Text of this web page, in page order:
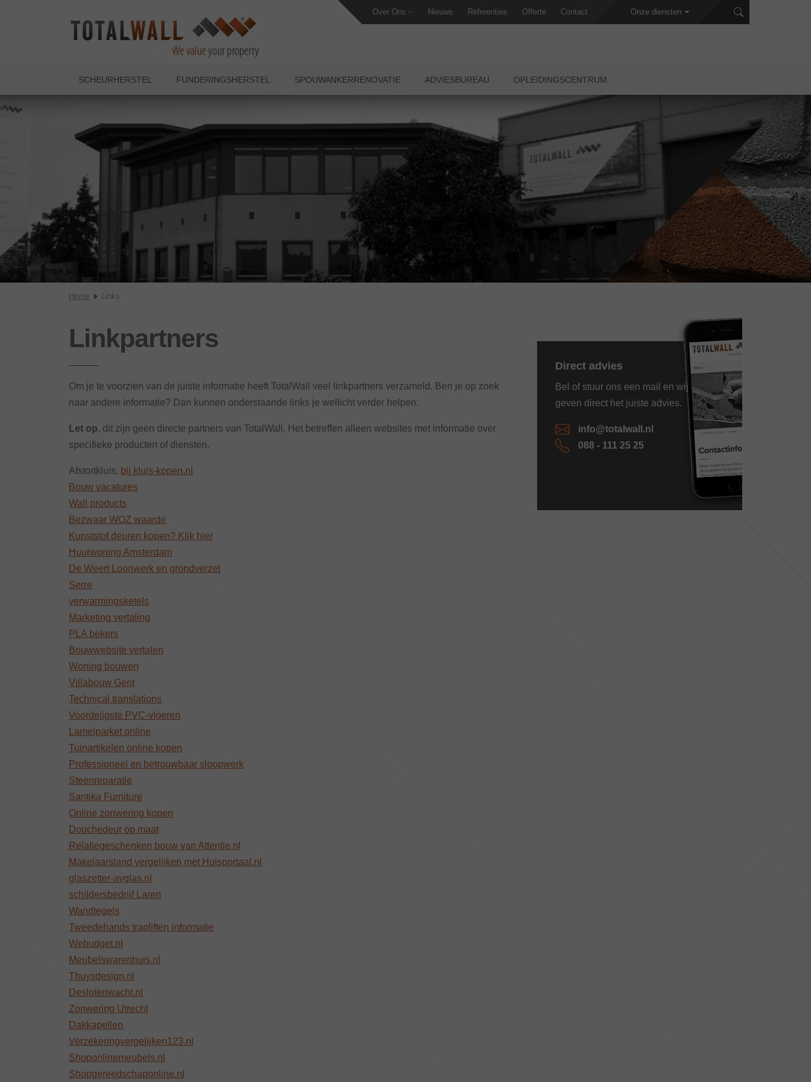
Over Ons Nieuws Referenties Offerte Contact Onze diensten
SCHEURHERSTEL FUNDERINGSHERSTEL SPOUWANKERRENOVATIE ADVIESBUREAU OPLEIDINGSCENTRUM
Home Links
Linkpartners
Om je te voorzien van de juiste informatie heeft TotalWall veel linkpartners verzameld. Ben je op zoek
naar andere informatie? Dan kunnen onderstaande links je wellicht verder helpen.
Let op, dit zijn geen directe partners van TotalWall. Het betreffen alleen websites met informatie over
specifieke producten of diensten.
Afstortkluis, bij kluis-kopen.nl
Bouw vacatures
Wall products
Bezwaar WOZ waarde
Kunststof deuren kopen? Klik hier
Huurwoning Amsterdam
De Weert Loonwerk en grondverzet
Serre
verwarmingsketels
Marketing vertaling
PLA bekers
Bouwwebsite vertalen
Woning bouwen
Villabouw Gent
Technical translations
Voordeligste PVC-vloeren
Lamelparket online
Tuinartikelen online kopen
Professioneel en betrouwbaar sloopwerk
Steenreparatie
Santika Furniture
Online zonwering kopen
Douchedeur op maat
Relatiegeschenken bouw van Attentie.nl
Makelaarsland vergelijken met Huisportaal.nl
glaszetter-avglas.nl
schildersbedrijf Laren
Wandtegels
Tweedehands trapliften informatie
Webudget.nl
Meubelswarenhuis.nl
Thuysdesign.nl
Deslotenwacht.nl
Zonwering Utrecht
Dakkapellen
Verzekeringvergelijken123.nl
Shoponlinemeubels.nl
Shopgereedschaponline.nl
Direct advies
Bel of stuur ons een mail en wij
geven direct het juiste advies.
info@totalwall.nl
088 - 111 25 25